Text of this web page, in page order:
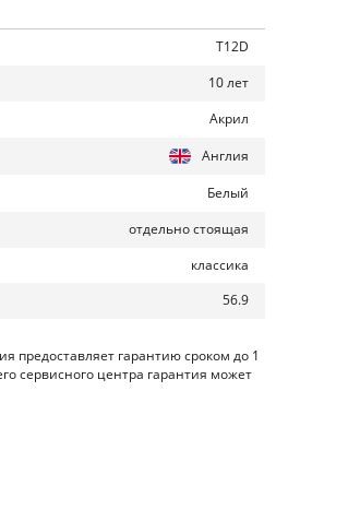
T12D
10 лет
Акрил
Англия
Белый
отдельно стоящая
классика
56.9
предоставляет гарантию сроком до 1
сервисного центра гарантия может